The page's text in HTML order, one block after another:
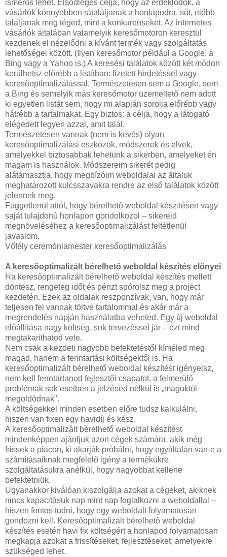
ismerős lehet. Elsődleges célja, hogy az érdeklődők, a
vásárlók könnyebben rátaláljanak a honlapodra, sőt, előbb
találjanak meg téged, mint a konkurenseket. Az internetes
vásárlók általában valamelyik keresőmotoron keresztül
kezdenek el nézelődni a kívánt termék vagy szolgáltatás
lehetőségei között. (Ilyen keresőmotor például a Google, a
Bing vagy a Yahoo is.) A keresési találatok között két módon
kerülhetsz előrébb a listában: fizetett hirdetéssel vagy
keresőoptimalizálással. Természetesen sem a Google, sem
a Bing és semelyik más keresőmotor üzemeltető nem adott
ki egyetlen listát sem, hogy mi alapján sorolja előrébb vagy
hátrébb a tartalmakat. Egy biztos: a célja, hogy a látogató
elégedett legyen azzal, amit talál.
Természetesen vannak (nem is kevés) olyan
keresőoptimalizálási eszközök, módszerek és elvek,
amelyekkel biztosabbak lehetünk a sikerben, amelyeket én
magam is használok. Módszereim sikerét pedig
alátámasztja, hogy megbízóim weboldalai az általuk
meghatározott kulcsszavakra rendre az első találatok között
jelennek meg.
Függetlenül attól, hogy bérelhető weboldal készítésen vagy
saját tulajdonú honlapon gondolkozol – sikereid
megnöveléséhez a keresőoptimalizálást feltétlenül
javaslom.
Vőfély ceremóniamester keresőoptimalizálás
A keresőoptimalizált bérelhető weboldal készítés előnyei
Ha keresőoptimalizált bérelhető weboldal készítés mellett
döntesz, rengeteg időt és pénzt spórolsz meg a project
kezdetén. Ezek az oldalak reszponzívak, van, hogy már
teljesen fel vannak töltve tartalommal és akár már a
megrendelés napján használatba veheted. Egy új weboldal
előállítása nagy költség, sok tervezéssel jár – ezt mind
megtakaríthatod vele.
Nem csak a kezdeti nagyobb befektetéstől kíméled meg
magad, hanem a fenntartási költségektől is. Ha
keresőoptimalizált bérelhető weboldal készítést igényelsz,
nem kell fenntartanod fejlesztői csapatot, a felmerülő
problémák sok esetben a jelzésed nélkül is „maguktól
megoldódnak".
A költségekkel minden esetben előre tudsz kalkulálni,
hiszen van fixen egy havidíj és kész.
A keresőoptimalizált bérelhető weboldal készítést
mindenképpen ajánljuk azon cégek számára, akik még
frissek a piacon, ki akarják próbálni, hogy egyáltalán van-e a
számításaiknak megfelelő igény a termékükre,
szolgáltatásukra anélkül, hogy nagyobbat kellene
befektetniük.
Ugyanakkor kiválóan kiszolgálja azokat a cégeket, akiknek
nincs kapacitásuk nap mint nap foglalkozni a weboldallal –
hiszen fontos tudni, hogy egy weboldalt folyamatosan
gondozni kell. Keresőoptimalizált bérelhető weboldal
készítés esetén havi fix költségért a honlapod folyamatosan
megkapja azokat a frissítéseket, fejlesztéseket, amelyekre
szükséged lehet.